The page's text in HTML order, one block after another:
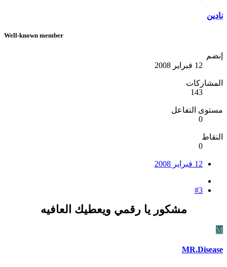
نادين
Well-known member
إنضم
12 فبراير 2008
المشاركات
143
مستوى التفاعل
0
النقاط
0
12 فبراير 2008
#3
مشكور يا رقمي ويعطيك العافيه
M
MR.Disease